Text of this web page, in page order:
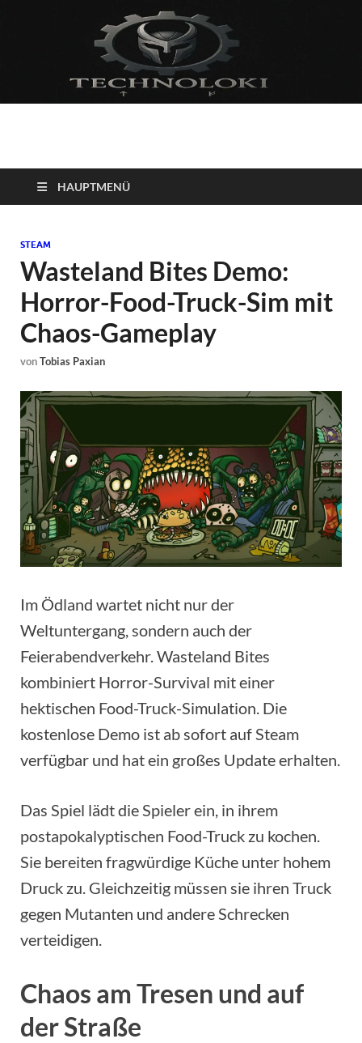
Technoloki: Gaming
und Entertainment
News
Blockbuster, Indie-Perlen und Retro-Klassiker.
HAUPTMENÜ
STEAM
Wasteland Bites Demo:
Horror-Food-Truck-Sim mit
Chaos-Gameplay
vonTobias Paxian
Im Ödland wartet nicht nur der
Weltuntergang, sondern auch der
Feierabendverkehr. Wasteland Bites
kombiniert Horror-Survival mit einer
hektischen Food-Truck-Simulation. Die
kostenlose Demo ist ab sofort auf Steam
verfügbar und hat ein großes Update erhalten.
Das Spiel lädt die Spieler ein, in ihrem
postapokalyptischen Food-Truck zu kochen.
Sie bereiten fragwürdige Küche unter hohem
Druck zu. Gleichzeitig müssen sie ihren Truck
gegen Mutanten und andere Schrecken
verteidigen.
Chaos am Tresen und auf
der Straße